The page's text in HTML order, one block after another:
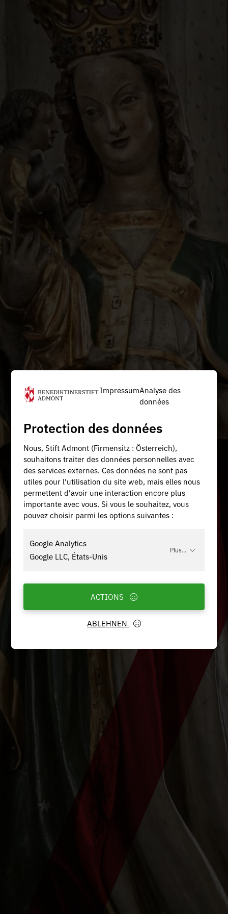
ImpressumAnalyse des
données
Protection des données
Nous, Stift Admont (Firmensitz : Österreich),
souhaitons traiter des données personnelles avec
des services externes. Ces données ne sont pas
utiles pour l'utilisation du site web, mais elles nous
permettent d'avoir une interaction encore plus
importante avec vous. Si vous le souhaitez, vous
pouvez choisir parmi les options suivantes :
Google Analytics
Google LLC, États-Unis
Plus...
ABLEHNEN
ACTIONS